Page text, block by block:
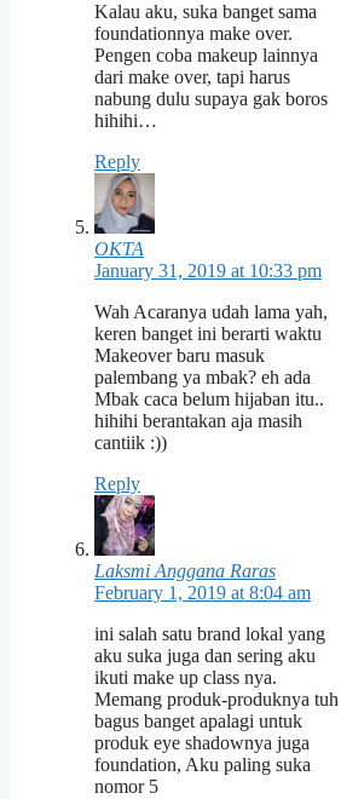
Kalau aku, suka banget sama
foundationnya make over.
Pengen coba makeup lainnya
dari make over, tapi harus
nabung dulu supaya gak boros
hihihi…
Reply
OKTA
January 31, 2019 at 10:33 pm
Wah Acaranya udah lama yah,
keren banget ini berarti waktu
Makeover baru masuk
palembang ya mbak? eh ada
Mbak caca belum hijaban itu..
hihihi berantakan aja masih
cantiik :))
Reply
Laksmi Anggana Raras
February 1, 2019 at 8:04 am
ini salah satu brand lokal yang
aku suka juga dan sering aku
ikuti make up class nya.
Memang produk-produknya tuh
bagus banget apalagi untuk
produk eye shadownya juga
foundation, Aku paling suka
nomor 5